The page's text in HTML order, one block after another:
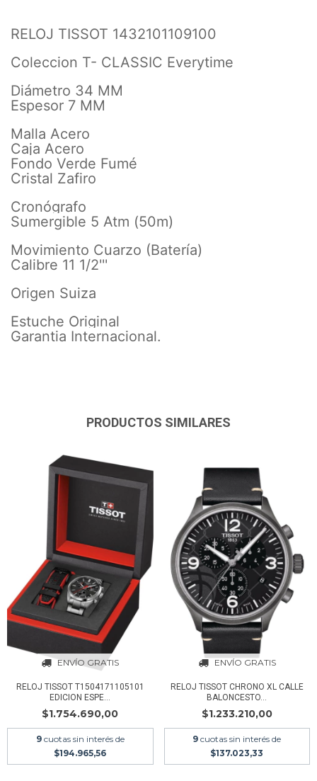
RELOJ TISSOT 1432101109100
Coleccion T- CLASSIC Everytime
Diámetro 34 MM
Espesor 7 MM
Malla Acero
Caja Acero
Fondo Verde Fumé
Cristal Zafiro
Cronógrafo
Sumergible 5 Atm (50m)
Movimiento Cuarzo (Batería)
Calibre 11 1/2'''
Origen Suiza
Estuche Original
Garantia Internacional.
PRODUCTOS SIMILARES
ENVÍO GRATIS
RELOJ TISSOT T1504171105101
EDICION ESPE...
$1.754.690,00
9 cuotas sin interés de
$194.965,56
ENVÍO GRATIS
RELOJ TISSOT CHRONO XL CALLE
BALONCESTO...
$1.233.210,00
9 cuotas sin interés de
$137.023,33